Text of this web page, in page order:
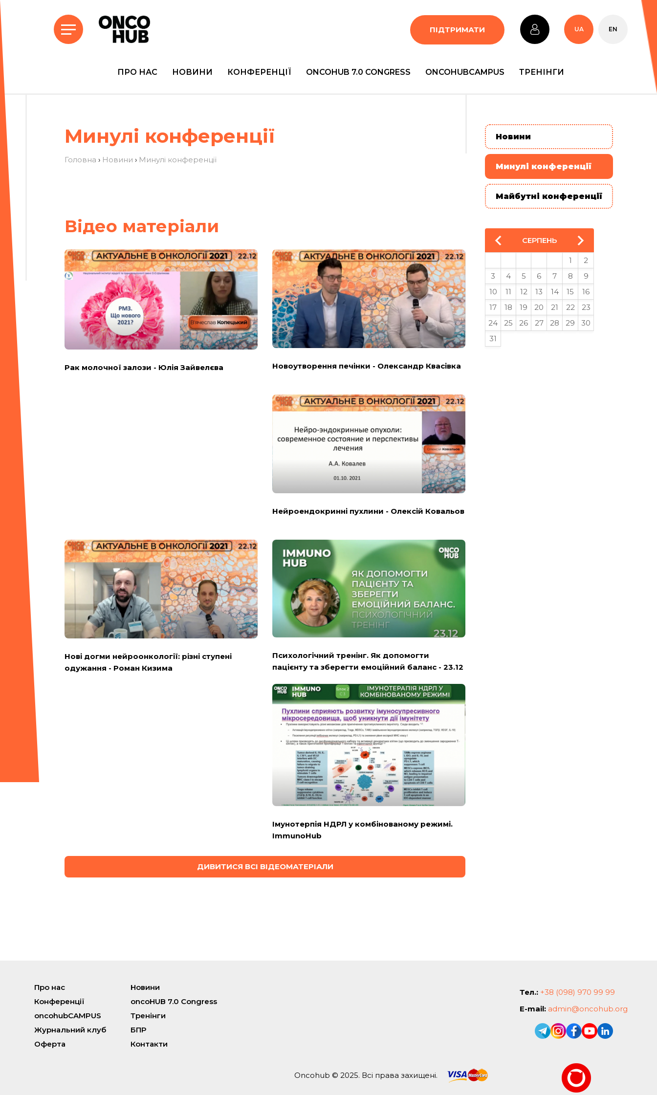
UA EN
ПІДТРИМАТИ
ПРО НАС НОВИНИ КОНФЕРЕНЦІЇ ONCOHUB 7.0 CONGRESS ONCOHUBCAMPUS ТРЕНІНГИ
Минулі конференції
Головна › Новини › Минулі конференції
Вiдео матерiали
Рак молочної залози - Юлія Зайвелєва Новоутворення печінки - Олександр Квасівка
Нейроендокринні пухлини - Олексій Ковальов
Нові догми нейроонкології: різні ступені
одужання - Роман Кизима
Психологічний тренінг. Як допомогти
пацієнту та зберегти емоційний баланс - 23.12
Імунотерпія НДРЛ у комбінованому режимі.
ImmunoHub
ДИВИТИСЯ ВСІ ВІДЕОМАТЕРІАЛИ
Новини
Минулі конференції
Майбутні конференції
СЕРПЕНЬ
1
2
3
4 5 6 7 8
9
10
11 12 13 14 15
16
17
18 19 20 21 22
23
24
25 26 27 28 29
30
31
Про нас
Новини
Конференції
oncoHUB 7.0 Congress
oncohubCAMPUS
Тренінги
Журнальний клуб
БПР
Оферта
Контакти
Тел.: +38 (098) 970 99 99
E-mail: admin@oncohub.org
Oncohub © 2025. Всі права захищені.